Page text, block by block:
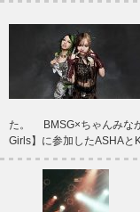
た。 BMSG×ちゃんみな
Girls】に参加したASHA